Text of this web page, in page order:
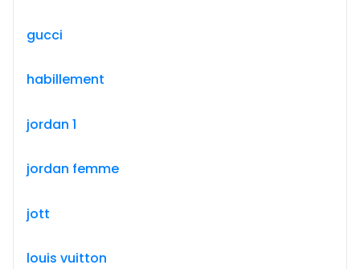
gucci
habillement
jordan 1
jordan femme
jott
louis vuitton